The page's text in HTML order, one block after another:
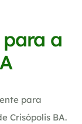
a
para
Crisópolis BA.